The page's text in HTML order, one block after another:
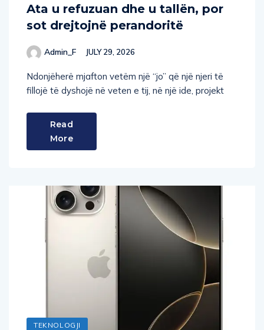
Ata u refuzuan dhe u tallën, por
sot drejtojnë perandoritë
Admin_F JULY 29, 2026
Ndonjëherë mjafton vetëm një “jo” që një njeri të
fillojë të dyshojë në veten e tij, në një ide, projekt
Read
More
TEKNOLOGJI